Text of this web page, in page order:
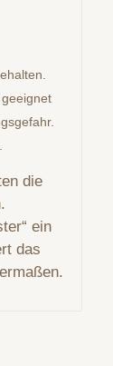
die
ein
das